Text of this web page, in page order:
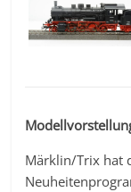
Märklin/Trix hat